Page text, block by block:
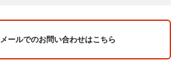
メールでのお問い合わせはこちら